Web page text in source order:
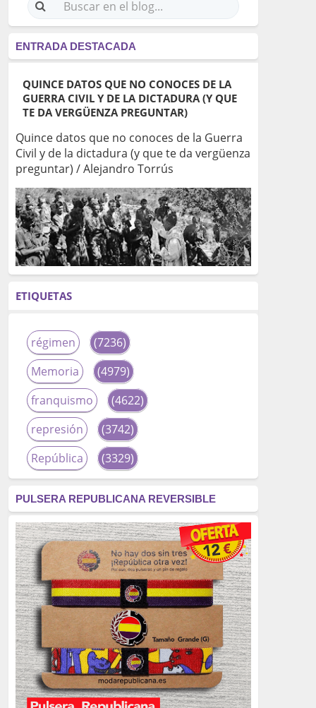
ENTRADA DESTACADA
QUINCE DATOS QUE NO CONOCES DE LA
GUERRA CIVIL Y DE LA DICTADURA (Y QUE
TE DA VERGÜENZA PREGUNTAR)
Quince datos que no conoces de la Guerra
Civil y de la dictadura (y que te da vergüenza
preguntar) / Alejandro Torrús
ETIQUETAS
régimen
(7236)
Memoria
(4979)
franquismo
(4622)
represión
(3742)
República
(3329)
fascismo
(2677)
tardofranquismo
(2320)
Actualidad
(2319)
monarquía
(2253)
borbones
(2176)
Cultura
(2163)
Guerra
(1674)
PULSERA REPUBLICANA REVERSIBLE